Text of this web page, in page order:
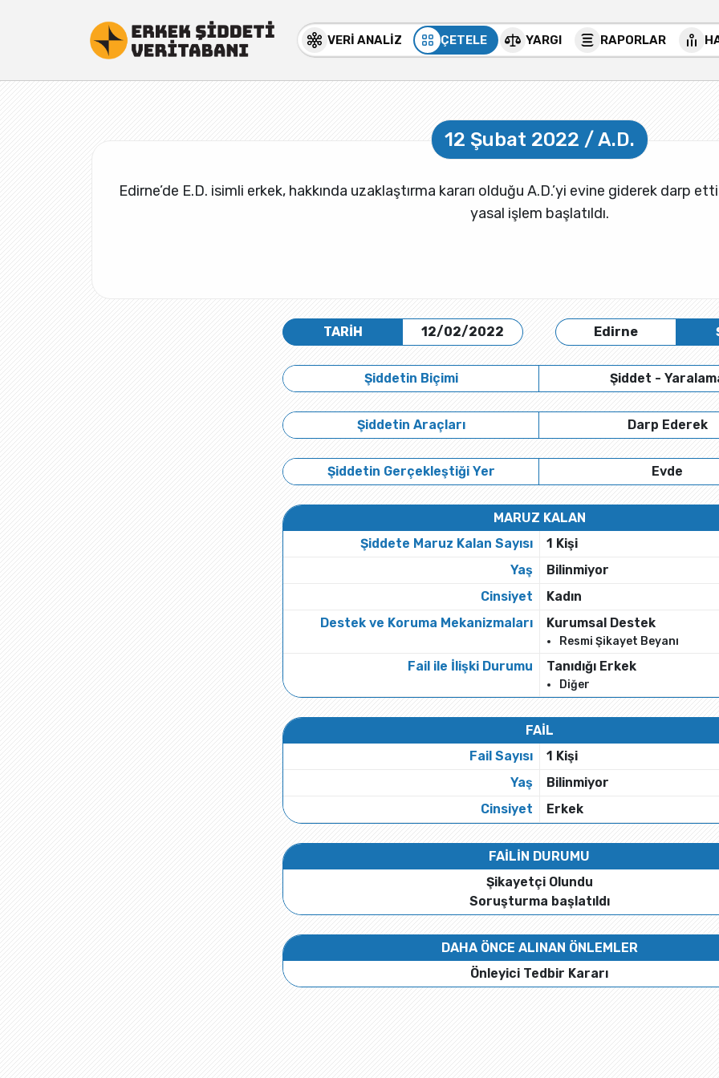
VERİ ANALİZ ÇETELE YARGI RAPORLAR
12 Şubat 2022 / A.D.
Edirne’de E.D. isimli erkek, hakkında uzaklaştırma kararı olduğu A.D.’yi evine giderek darp
yasal işlem başlatıldı.
TARİH 12/02/2022 Edirne
Şiddetin Biçimi Şiddet -
Şiddetin Araçları Darp Ederek
Şiddetin Gerçekleştiği Yer Evde
MARUZ KALAN
Şiddete Maruz Kalan Sayısı
1 Kişi
Yaş
Bilinmiyor
Cinsiyet
Kadın
Destek ve Koruma Mekanizmaları
Kurumsal Destek
Resmi Şikayet Beyanı
Fail ile İlişki Durumu Tanıdığı Erkek
Diğer
FAİL
Fail Sayısı
1 Kişi
Yaş
Bilinmiyor
Cinsiyet
Erkek
FAİLİN DURUMU
Şikayetçi Olundu
Soruşturma başlatıldı
DAHA ÖNCE ALINAN ÖNLEMLER
Önleyici Tedbir Kararı